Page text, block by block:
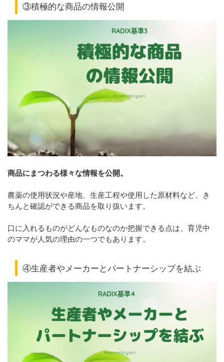
③積極的な商品の情報公開
商品にまつわる様々な情報を公開。
農薬の使用状況や産地、生産工程や使用した原材料など、き
ちんと確認ができる商品を取り扱います。
口に入れるものがどんなものなのか把握できる点は、育児中
のママが人気の理由の一つでもあります。
④生産者やメーカーとパートナーシップを結ぶ